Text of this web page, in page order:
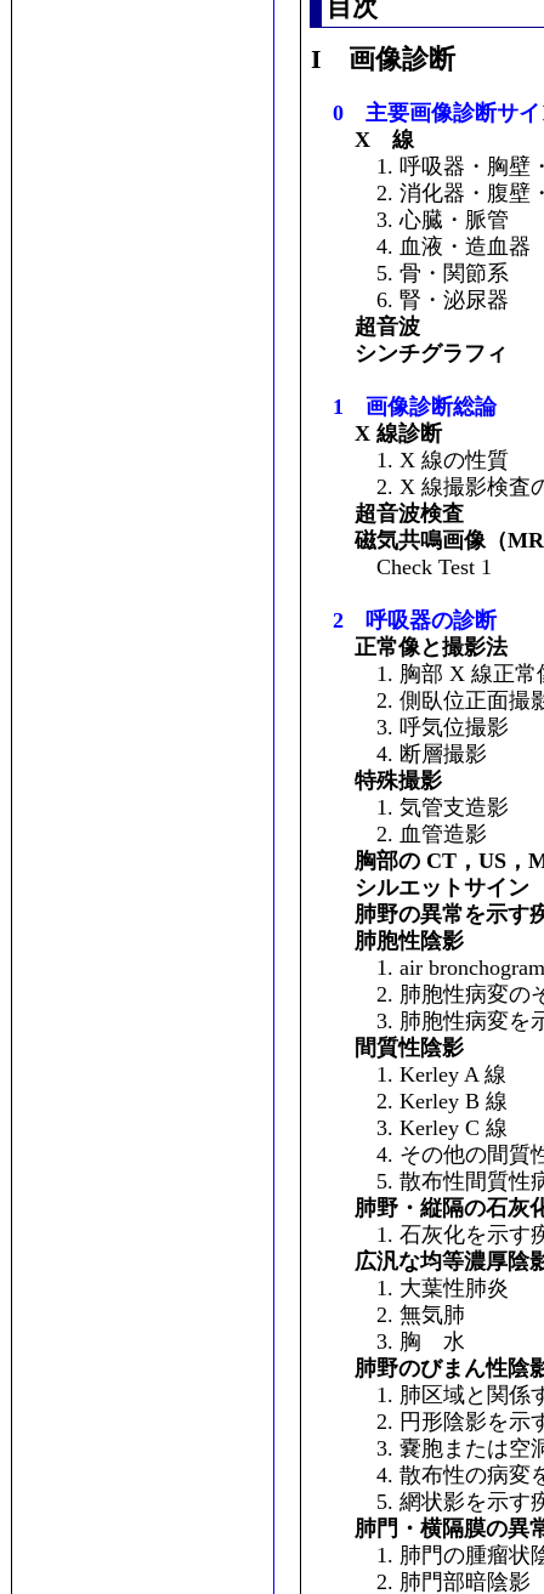
目次
I 画像診断
0 主要画像診断サイ
X 線
1. 呼吸器・胸壁
2. 消化器・腹壁
3. 心臓・脈管
4. 血液・造血器
5. 骨・関節系
6. 腎・泌尿器
超音波
シンチグラフィ
1 画像診断総論
X 線診断
1. X 線の性質
2. X 線撮影検査
超音波検査
磁気共鳴画像（
Check Test 1
2 呼吸器の診断
正常像と撮影法
1. 胸部 X 線正常
2. 側臥位正面撮
3. 呼気位撮影
4. 断層撮影
特殊撮影
1. 気管支造影
2. 血管造影
胸部の CT，US，
シルエットサイン
肺野の異常を示す
肺胞性陰影
1. air bronchogram
2. 肺胞性病変のそ
3. 肺胞性病変を
間質性陰影
1. Kerley A 線
2. Kerley B 線
3. Kerley C 線
4. その他の間質
5. 散布性間質性病
肺野・縦隔の石灰
1. 石灰化を示す
広汎な均等濃厚陰
1. 大葉性肺炎
2. 無気肺
3. 胸 水
肺野のびまん性陰
1. 肺区域と関係す
2. 円形陰影を示
3. 嚢胞または空洞
4. 散布性の病変を
5. 網状影を示す
肺門・横隔膜の異
1. 肺門の腫瘤状
2. 肺門部暗陰影